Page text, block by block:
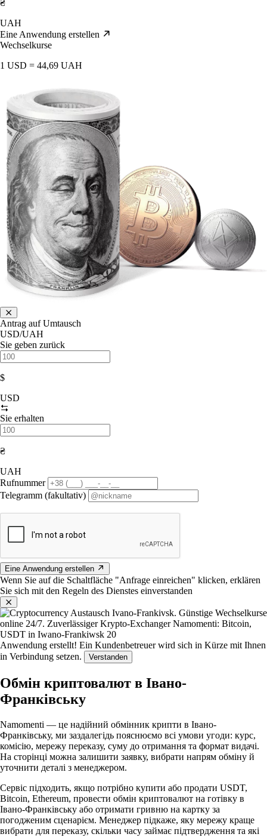
₴
UAH
Eine Anwendung erstellen
Wechselkurse
1 USD = 44,69 UAH
Antrag auf Umtausch
USD/UAH
Sie geben zurück
$
USD
Sie erhalten
₴
UAH
Rufnummer
Telegramm (fakultativ)
Eine Anwendung erstellen
Wenn Sie auf die Schaltfläche "Anfrage einreichen" klicken, erklären
Sie sich mit den Regeln des Dienstes einverstanden
Anwendung erstellt! Ein Kundenbetreuer wird sich in Kürze mit Ihnen
in Verbindung setzen.
Verstanden
Обмін криптовалют в Івано-
Франківську
Namomenti — це надійний обмінник крипти в Івано-
Франківську, ми заздалегідь пояснюємо всі умови угоди: курс,
комісію, мережу переказу, суму до отримання та формат видачі.
На сторінці можна залишити заявку, вибрати напрям обміну й
уточнити деталі з менеджером.
Сервіс підходить, якщо потрібно купити або продати USDT,
Bitcoin, Ethereum, провести обмін криптовалют на готівку в
Івано-Франківську або отримати гривню на картку за
погодженим сценарієм. Менеджер підкаже, яку мережу краще
вибрати для переказу, скільки часу займає підтвердження та які